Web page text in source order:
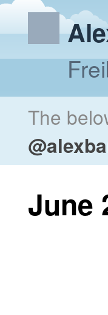
The
June